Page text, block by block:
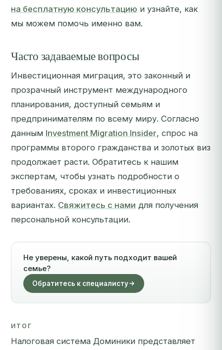
на бесплатную консультацию и узнайте, как
мы можем помочь именно вам.
Часто задаваемые вопросы
Инвестиционная миграция, это законный и
прозрачный инструмент международного
планирования, доступный семьям и
предпринимателям по всему миру. Согласно
данным Investment Migration Insider, спрос на
программы второго гражданства и золотых виз
продолжает расти. Обратитесь к нашим
экспертам, чтобы узнать подробности о
требованиях, сроках и инвестиционных
вариантах. Свяжитесь с нами для получения
персональной консультации.
Не уверены, какой путь подходит вашей
семье?
Обратитесь к специалисту
ИТОГ
Налоговая система Доминики представляет